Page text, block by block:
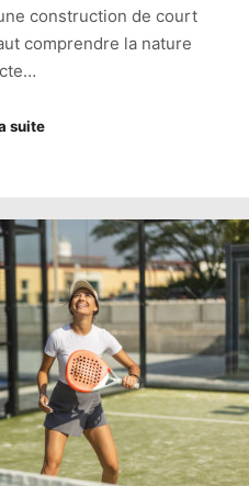
construction de court
comprendre la nature
suite